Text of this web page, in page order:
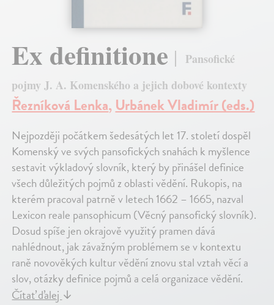
Ex definitione
Pansofické
pojmy J. A. Komenského a jejich dobové kontexty
Řezníková Lenka,Urbánek Vladimír (eds.)
Nejpozději počátkem šedesátých let 17. století dospěl
Komenský ve svých pansofických snahách k myšlence
sestavit výkladový slovník, který by přinášel definice
všech důležitých pojmů z oblasti vědění. Rukopis, na
kterém pracoval patrně v letech 1662 – 1665, nazval
Lexicon reale pansophicum (Věcný pansofický slovník).
Dosud spíše jen okrajově využitý pramen dává
nahlédnout, jak závažným problémem se v kontextu
raně novověkých kultur vědění znovu stal vztah věcí a
slov, otázky definice pojmů a celá organizace vědění.
Čítať ďalej↓